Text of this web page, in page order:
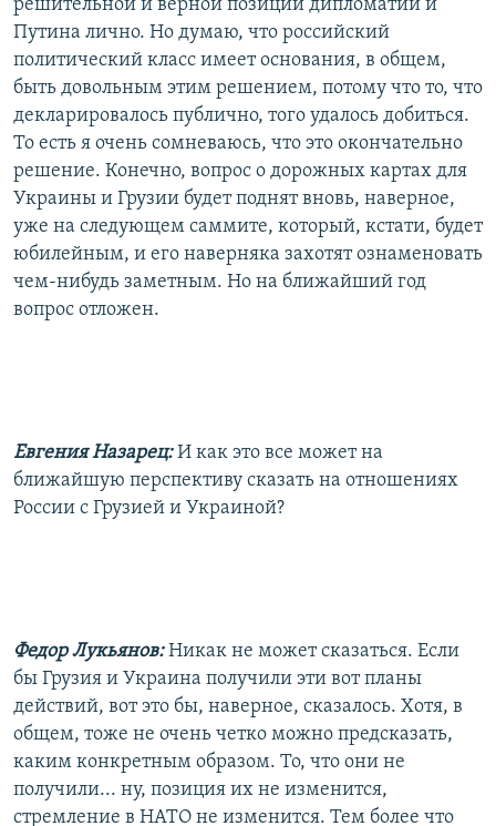
решительной и верной позиции дипломатии и
Путина лично. Но думаю, что российский
политический класс имеет основания, в общем,
быть довольным этим решением, потому что то, что
декларировалось публично, того удалось добиться.
То есть я очень сомневаюсь, что это окончательно
решение. Конечно, вопрос о дорожных картах для
Украины и Грузии будет поднят вновь, наверное,
уже на следующем саммите, который, кстати, будет
юбилейным, и его наверняка захотят ознаменовать
чем-нибудь заметным. Но на ближайший год
вопрос отложен.
Евгения Назарец:И как это все может на
ближайшую перспективу сказать на отношениях
России с Грузией и Украиной?
Федор Лукьянов:Никак не может сказаться. Если
бы Грузия и Украина получили эти вот планы
действий, вот это бы, наверное, сказалось. Хотя, в
общем, тоже не очень четко можно предсказать,
каким конкретным образом. То, что они не
получили... ну, позиция их не изменится,
стремление в НАТО не изменится. Тем более что